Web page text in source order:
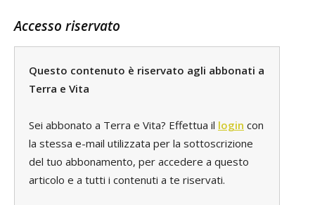
Accesso riservato
Questo contenuto è riservato agli abbonati a
Terra e Vita
Sei abbonato a Terra e Vita? Effettua il login con
la stessa e-mail utilizzata per la sottoscrizione
del tuo abbonamento, per accedere a questo
articolo e a tutti i contenuti a te riservati.